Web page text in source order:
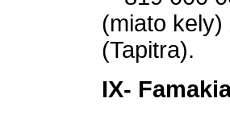
(miato
(Tapitra).
IX-